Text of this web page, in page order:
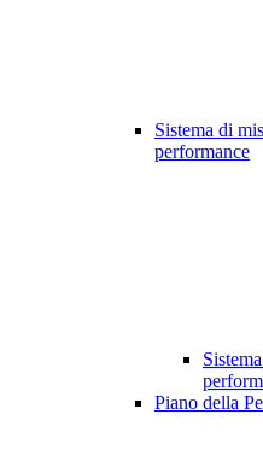
Sistema di
performance
Piano della